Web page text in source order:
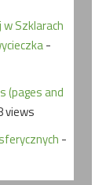
Szklarach
-
(pages and
views
-